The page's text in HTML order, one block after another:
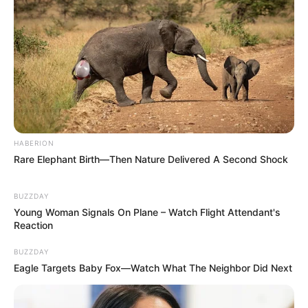
alakítsuk.
— Menedék? – meglepődött Irina. – Ő lesz a
férjem!
– Csak így tovább, csak így tovább – felelte a
nővére gúnnyal a hangjában.
de úgy döntött, hogy nem veszekszik Vikával.
Végül is tényleg ott van neki Gennagyij, és már
eldöntötték, hol fognak élni a jövőben.
Egy hónappal később egy szerény esküvőre került
sor. És Natalja Valerijevna ismét meglepte
HABERION
Rare Elephant Birth—Then Nature Delivered A Second Shock
BUZZDAY
Young Woman Signals On Plane – Watch Flight Attendant's
Reaction
BUZZDAY
Eagle Targets Baby Fox—Watch What The Neighbor Did Next